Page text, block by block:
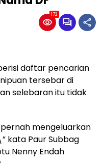
172
daftar pencarian
tersebar di
selebaran itu tidak
mengeluarkan
kata Paur Subbag
Nenny Endah